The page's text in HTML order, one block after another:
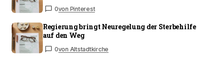
0von Pinterest
Regierung bringt Neuregelung der Sterbehilfe
auf den Weg
0von Altstadtkirche